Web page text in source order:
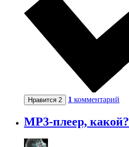
Нравится 2 1 комментарий
MP3-плеер, какой?